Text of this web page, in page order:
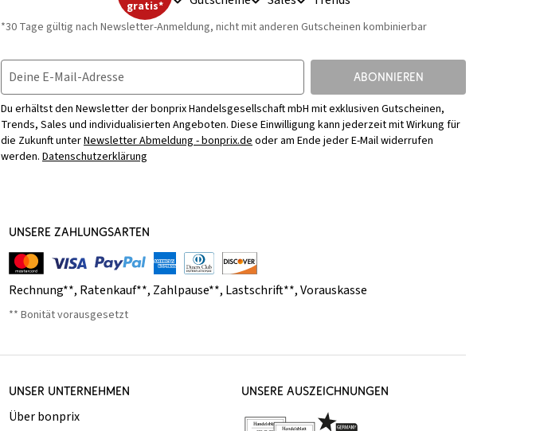
gratis*
*30 Tage gültig nach Newsletter-Anmeldung, nicht mit anderen Gutscheinen kombinierbar
Deine E-Mail-Adresse ABONNIEREN
Du erhältst den Newsletter der bonprix Handelsgesellschaft mbH mit exklusiven Gutscheinen,
Trends, Sales und individualisierten Angeboten. Diese Einwilligung kann jederzeit mit Wirkung für
die Zukunft unterNewsletter Abmeldung - bonprix.deoder am Ende jeder E-Mail widerrufen
werden. Datenschutzerklärung
UNSERE ZAHLUNGSARTEN
Rechnung**, Ratenkauf**, Zahlpause**, Lastschrift**,Vorauskasse
** Bonität vorausgesetzt
UNSER UNTERNEHMEN
Über bonprix
UNSERE AUSZEICHNUNGEN